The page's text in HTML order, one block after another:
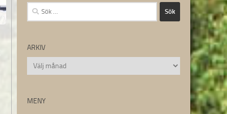
Sök
efter:
ARKIV
Arkiv
MENY